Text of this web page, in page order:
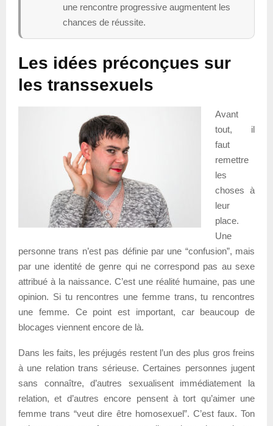
une rencontre progressive augmentent les
chances de réussite.
Les idées préconçues sur
les transsexuels
Avant
tout, il
faut
remettre
les
choses à
leur
place.
Une
personne trans n’est pas définie par une “confusion”, mais
par une identité de genre qui ne correspond pas au sexe
attribué à la naissance. C’est une réalité humaine, pas une
opinion. Si tu rencontres une femme trans, tu rencontres
une femme. Ce point est important, car beaucoup de
blocages viennent encore de là.
Dans les faits, les préjugés restent l’un des plus gros freins
à une relation trans sérieuse. Certaines personnes jugent
sans connaître, d’autres sexualisent immédiatement la
relation, et d’autres encore pensent à tort qu’aimer une
femme trans “veut dire être homosexuel”. C’est faux. Ton